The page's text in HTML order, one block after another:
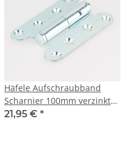
Häfele Aufschraubband
Scharnier 100mm verzinkt
Anschlag rechts
21,95 € *